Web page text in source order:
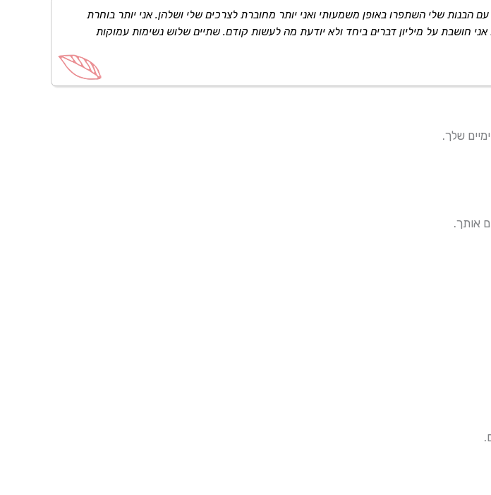
שלי השתפרו באופן משמעותי ואני יותר מחוברת לצרכים שלי ושלהן. אני יותר בוחרת
חושבת על מיליון דברים ביחד ולא יודעת מה לעשות קודם. שתיים שלוש נשימות עמוקות
שלך.
אותך.